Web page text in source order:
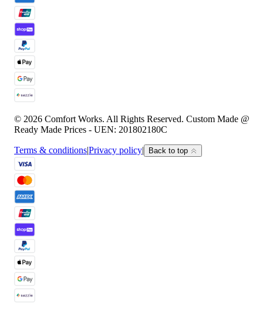
© 2026 Comfort Works. All Rights Reserved. Custom Made @
Ready Made Prices - UEN: 201802180C
Terms & conditions|Privacy policy| Back to top